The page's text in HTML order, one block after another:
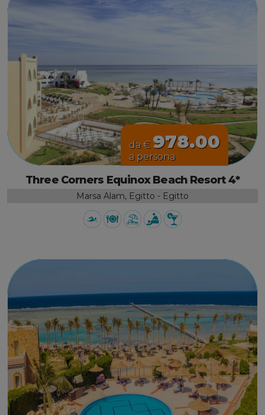
da € 978.00
a persona
Three Corners Equinox Beach Resort 4*
Marsa Alam, Egitto - Egitto